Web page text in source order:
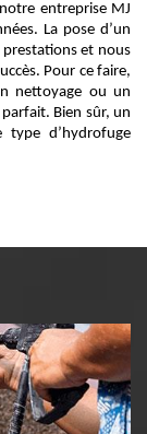
entreprise MJ
La pose d’un
et nous
Pour ce faire,
nettoyage ou un
Bien sûr, un
type d’hydrofuge